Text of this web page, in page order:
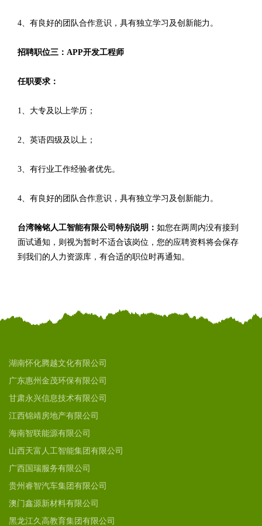
4、有良好的团队合作意识，具有独立学习及创新能力。
招聘职位三：APP开发工程师
任职要求：
1、大专及以上学历；
2、英语四级及以上；
3、有行业工作经验者优先。
4、有良好的团队合作意识，具有独立学习及创新能力。
台湾翰铭人工智能有限公司特别说明： 如您在两周内没有接到
面试通知，则视为暂时不适合该岗位，您的应聘资料将会保存
到我们的人力资源库，有合适的职位时再通知。
湖南怀化腾越文化有限公司
广东惠州金茂环保有限公司
甘肃永兴信息技术有限公司
江西锦靖房地产有限公司
海南智联能源有限公司
山西天富人工智能集团有限公司
广西国瑞服务有限公司
贵州睿智汽车集团有限公司
澳门鑫源新材料有限公司
黑龙江久高教育集团有限公司